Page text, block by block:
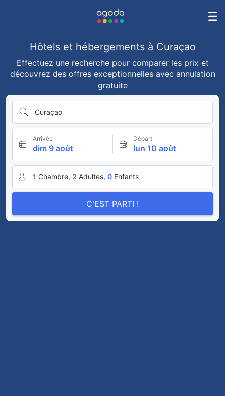
Hôtels et hébergements à Curaçao
Effectuez une recherche pour comparer les prix et
découvrez des offres exceptionnelles avec annulation
gratuite
Curaçao
Arrivée
dim 9 août
Départ
lun 10 août
1 Chambre, 2 Adultes, 0 Enfants
C'EST PARTI !